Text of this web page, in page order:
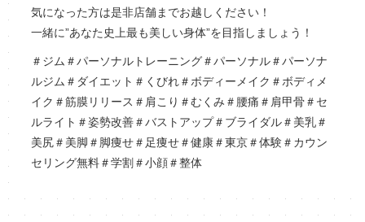
気になった方は是非店舗までお越しください！
一緒に”あなた史上最も美しい身体”を目指しましょう！
＃ジム＃パーソナルトレーニング＃パーソナル＃パーソナ
ルジム＃ダイエット＃くびれ＃ボディーメイク＃ボディメ
イク＃筋膜リリース＃肩こり＃むくみ＃腰痛＃肩甲骨＃セ
ルライト＃姿勢改善＃バストアップ＃ブライダル＃美乳＃
美尻＃美脚＃脚痩せ＃足痩せ＃健康＃東京＃体験＃カウン
セリング無料＃学割＃小顔＃整体